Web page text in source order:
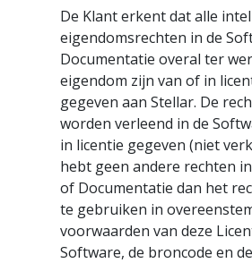
De Klant erkent dat alle
eigendomsrechten in de
Documentatie overal ter
eigendom zijn van of in
gegeven aan Stellar. De
worden verleend in de
in licentie gegeven (niet
hebt geen andere rechten
of Documentatie dan het
te gebruiken in
voorwaarden van deze
Software, de broncode en de